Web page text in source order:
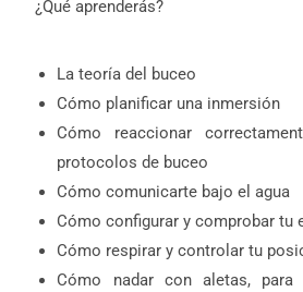
¿Qué aprenderás?
La teoría del buceo
Cómo planificar una inmersión
Cómo reaccionar
protocolos de buceo
Cómo comunicarte bajo el agua
Cómo configurar y comprobar tu
Cómo respirar y controlar tu
Cómo nadar con aletas,